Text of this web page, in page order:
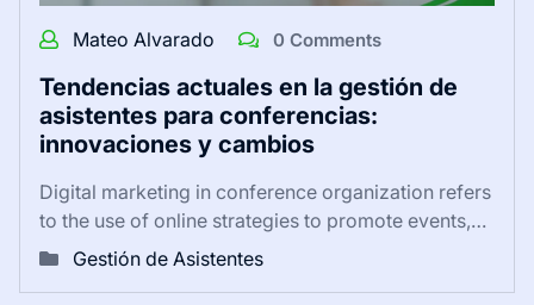
Mateo Alvarado 0 Comments
Tendencias actuales en la gestión de
asistentes para conferencias:
innovaciones y cambios
Digital marketing in conference organization refers
to the use of online strategies to promote events,…
Gestión de Asistentes